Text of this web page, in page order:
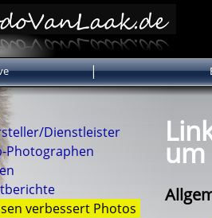
Dienstleister
Photographen
verbessert Photos
|